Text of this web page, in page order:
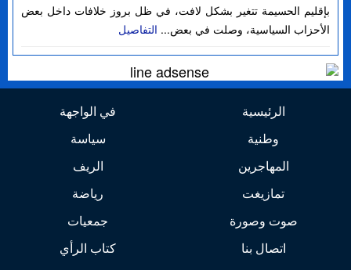
بإقليم الحسيمة تتغير بشكل لافت، في ظل بروز خلافات داخل بعض
الأحزاب السياسية، وصلت في بعض... التفاصيل
في الواجهة
الرئيسية
سياسة
وطنية
الريف
المهاجرين
رياضة
تمازيغت
جمعيات
صوت وصورة
كتاب الرأي
اتصال بنا